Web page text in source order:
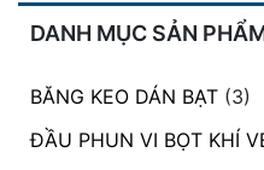
DANH MỤC SẢN
BĂNG KEO DÁN BẠT (3)
ĐẦU PHUN VI BỌT KHÍ